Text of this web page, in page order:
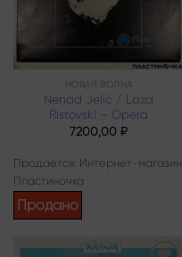
НОВАЯ ВОЛНА
Nenad Jelić / Laza
Ristovski – Opera
7200,00₽
Продается: Интернет-магазин
Пластиночка
Продано